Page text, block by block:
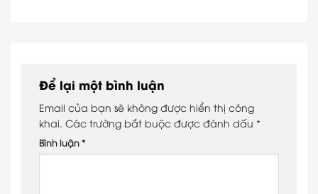
Để lại một bình luận
Email của bạn sẽ không được hiển thị công
khai. Các trường bắt buộc được đánh dấu *
Bình luận *